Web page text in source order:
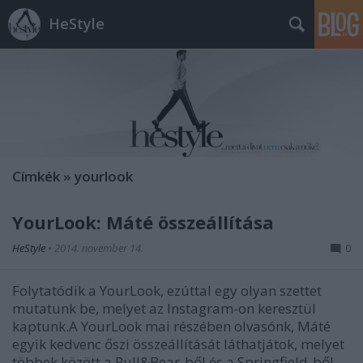
HeStyle
Címkék » yourlook
YourLook: Máté összeállítása
HeStyle • 2014. november 14. 0
Folytatódik a YourLook, ezúttal egy olyan szettet
mutatunk be, melyet az Instagram-on keresztül
kaptunk.A YourLook mai részében olvasónk, Máté
egyik kedvenc őszi összeállítását láthatjátok, melyet